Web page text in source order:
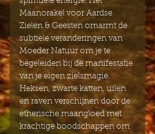
Maanorakel voor Aardse
Zielen & Geesten omarmt de
subtiele veranderingen van
Moeder Natuur om je te
begeleiden bij de manifestatie
van je eigen zielsmagie.
Heksen, zwarte katten, uilen
en raven verschijnen door de
etherische maangloed met
krachtige boodschappen om